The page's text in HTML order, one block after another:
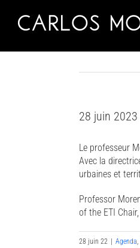
content
28 juin
Le professeur
Avec la
urbaines et
Professor
of the ETI
28 juin 22 Agenda,